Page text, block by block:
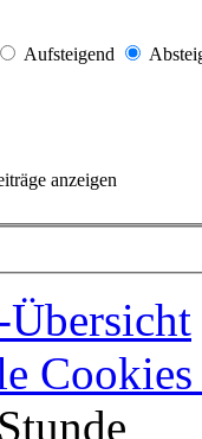
Aufsteigend
anzeigen
Übersicht
Cookies